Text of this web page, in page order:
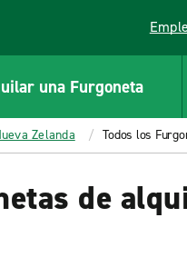
Link
una Furgoneta
Zelanda Todos los
de